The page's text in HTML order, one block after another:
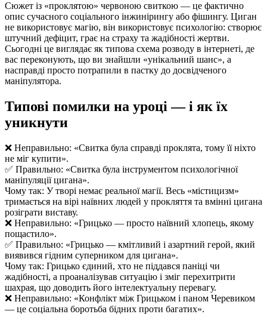
Сюжет із «проклятою» червоною свиткою — це фактично
опис сучасного соціального інжинірингу або фішингу. Циган
не використовує магію, він використовує психологію: створює
штучний дефіцит, грає на страху та жадібності жертви.
Сьогодні це виглядає як типова схема розводу в інтернеті, де
вас переконують, що ви знайшли «унікальний шанс», а
насправді просто потрапили в пастку до досвідченого
маніпулятора.
Типові помилки на уроці — і як їх
уникнути
❌ Неправильно: «Свитка була справді проклята, тому її ніхто
не міг купити».
✅ Правильно: «Свитка була інструментом психологічної
маніпуляції цигана».
Чому так: У творі немає реальної магії. Весь «містицизм»
тримається на вірі наївних людей у прокляття та вмінні цигана
розіграти виставу.
❌ Неправильно: «Грицько — просто наївний хлопець, якому
пощастило».
✅ Правильно: «Грицько — кмітливий і азартний герой, який
виявився гідним суперником для цигана».
Чому так: Грицько єдиний, хто не піддався паніці чи
жадібності, а проаналізував ситуацію і зміг перехитрити
шахрая, що доводить його інтелектуальну перевагу.
❌ Неправильно: «Конфлікт між Грицьком і паном Черевиком
— це соціальна боротьба бідних проти багатих».